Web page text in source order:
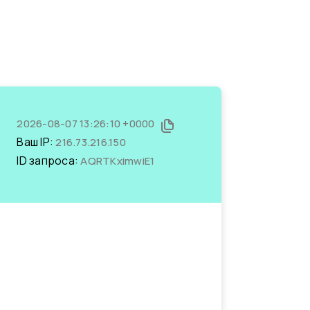
2026-08-07 13:26:10 +0000
Ваш IP:216.73.216.150
ID запроса:AQRTKximwiE1